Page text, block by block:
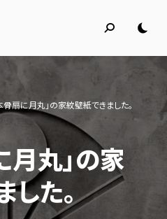
骨扇に月丸」の家紋壁紙できました。
月丸」の家
た。